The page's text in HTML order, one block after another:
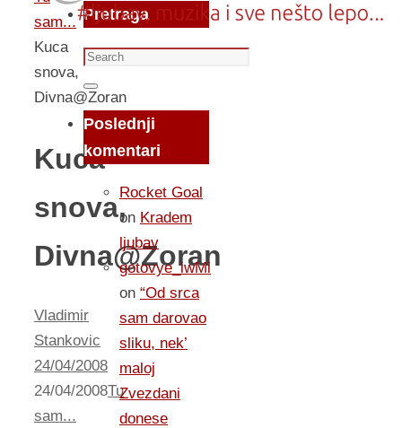
sam...
Kuca
snova,
Divna@Zoran
Kuca
snova,
Divna@Zoran
Vladimir
Stankovic
24/04/2008
24/04/2008Tu
sam...
Pretraga
Search
for:
Search
Poslednji
komentari
Rocket Goal
on Kradem
ljubav
gotovye_iwMi
on “Od srca
sam darovao
sliku, nek’
maloj
Zvezdani
donese